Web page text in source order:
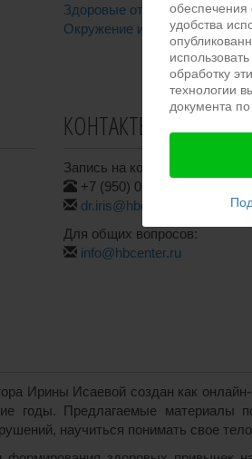
Здоровые отношения
Окружение и здоровье
КОНТАКТЫ
Запись на консультацию:
+7 (950) 011-50-80
dr.iris@hbcenter.ru
Для общих вопросов:
info@hbcenter.ru
Ирины Исаевой создан как
годы. Предлагаемые материалы
научиться понимать свое
обеспечения
удобства
обработку
технологии
документа